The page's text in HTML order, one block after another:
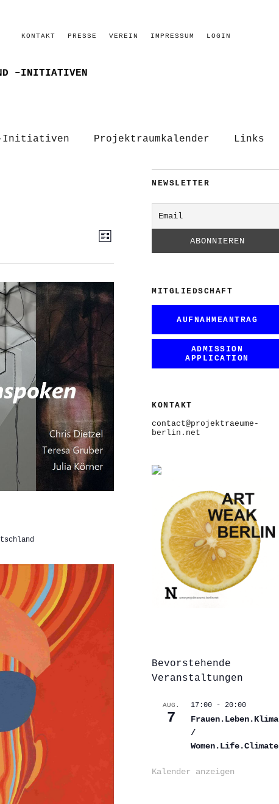
KONTAKT PRESSE VEREIN IMPRESSUM LOGIN
–INITIATIVEN
-Initiativen Projektraumkalender Links
ANSICHTEN-
NAVIGATION
VERANSTALTUNG
ANSICHTEN-
Liste
NEWSLETTER
MITGLIEDSCHAFT
AUFNAHMEANTRAG
ADMISSION
APPLICATION
KONTAKT
contact@projektraeume-
berlin.net
Bevorstehende
Veranstaltungen
AUG.
7
17:00 - 20:00
Frauen.Leben.Klima
/
Women.Life.Climate
Kalender anzeigen